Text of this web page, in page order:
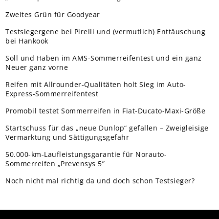
Zweites Grün für Goodyear
Testsiegergene bei Pirelli und (vermutlich) Enttäuschung
bei Hankook
Soll und Haben im AMS-Sommerreifentest und ein ganz
Neuer ganz vorne
Reifen mit Allrounder-Qualitäten holt Sieg im Auto-
Express-Sommerreifentest
Promobil testet Sommerreifen in Fiat-Ducato-Maxi-Größe
Startschuss für das „neue Dunlop“ gefallen – Zweigleisige
Vermarktung und Sättigungsgefahr
50.000-km-Laufleistungsgarantie für Norauto-
Sommerreifen „Prevensys 5”
Noch nicht mal richtig da und doch schon Testsieger?